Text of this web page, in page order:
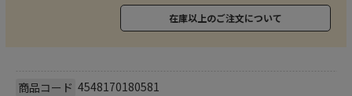
在庫以上のご注文について
商品コード 4548170180581